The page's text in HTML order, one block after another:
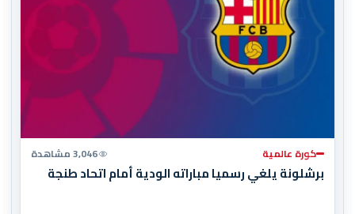
كورة عالمية 3,046 مشاهدة
برشلونة يلغي رسميا مباراته الودية أمام اتحاد طنجة